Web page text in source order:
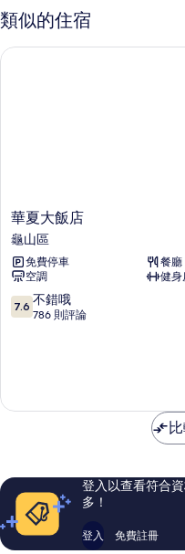
的
所
有
床
客
的
類似的住宿
華
夏
大
飯
店
龜
山
華夏大飯店
龜山區
免費停車
餐廳
空調
健身
7.6
分，
錯
評
論
7.6 不錯哦
786 則評論
華夏大飯店
登入以查看符合
多！
登入 免費註冊